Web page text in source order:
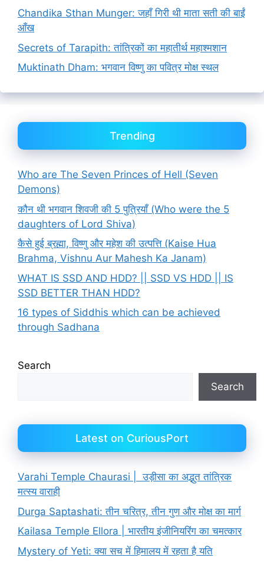
Chandika Sthan Munger: जहाँ गिरी थी माता सती की बाईं
आँख
Secrets of Tarapith: तांत्रिकों का महातीर्थ महाश्मशान
Muktinath Dham: भगवान विष्णु का पवित्र मोक्ष स्थल
Trending
Who are The Seven Princes of Hell (Seven
Demons)
कौन थी भगवान शिवजी की 5 पुत्रियाँ (Who were the 5
daughters of Lord Shiva)
कैसे हुई ब्रह्मा, विष्णु और महेश की उत्पत्ति (Kaise Hua
Brahma, Vishnu Aur Mahesh Ka Janam)
WHAT IS SSD AND HDD? || SSD VS HDD || IS
SSD BETTER THAN HDD?
16 types of Siddhis which can be achieved
through Sadhana
Search
Search
Latest on CuriousPort
Varahi Temple Chaurasi | उड़ीसा का अद्भुत तांत्रिक
मत्स्य वाराही
Durga Saptashati: तीन चरित्र, तीन गुण और मोक्ष का मार्ग
Kailasa Temple Ellora | भारतीय इंजीनियरिंग का चमत्कार
Mystery of Yeti: क्या सच में हिमालय में रहता है यति